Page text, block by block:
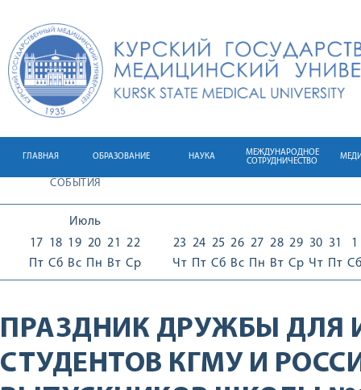
ГЛАВНАЯ ОБРАЗОВАНИЕ НАУКА
МЕЖДУНАРОДНОЕ
СОТРУДНИЧЕСТВО
СОБЫТИЯ
Июль
17
Пт
18
Сб
19
Вс
20
Пн
21
Вт
22
Ср
23
Чт
24
Пт
25
Сб
26
Вс
27
Пн
28
Вт
29
Ср
30
Чт
31
Пт
1
Сб
ПРАЗДНИК ДРУЖБЫ ДЛЯ
СТУДЕНТОВ КГМУ И